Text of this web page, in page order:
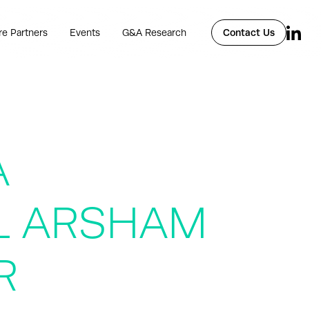
Partners Events G&A Research Contact Us
ARSHAM